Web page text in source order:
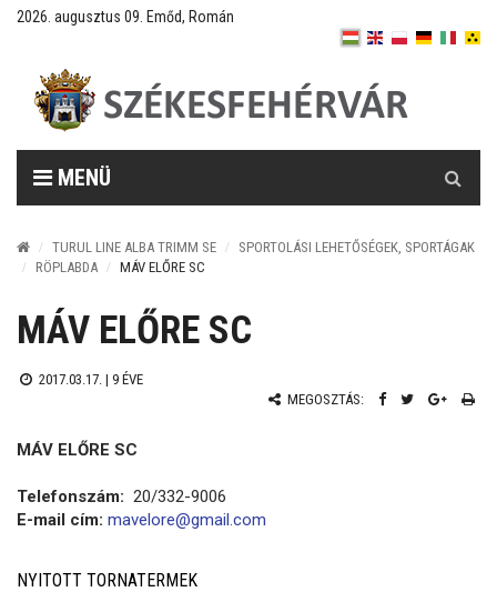
2026. augusztus 09. Emőd, Román
MENÜ
TURUL LINE ALBA TRIMM SE
SPORTOLÁSI LEHETŐSÉGEK, SPORTÁGAK
RÖPLABDA
MÁV ELŐRE SC
MÁV ELŐRE SC
2017.03.17. | 9 ÉVE
MEGOSZTÁS:
MÁV ELŐRE SC
Telefonszám: 20/332-9006
E-mail cím: mavelore@gmail.com
NYITOTT TORNATERMEK